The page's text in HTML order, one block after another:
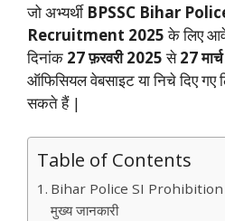
जो अभ्यर्थी BPSSC Bihar
Recruitment 2025के लिए
दिनांक 27 फ़रवरी 2025से27
ऑफिसियल वेबसाइट या निचे दिए
सकते हैं |
Table of Contents
Bihar Police SI
मुख्य जानकारी